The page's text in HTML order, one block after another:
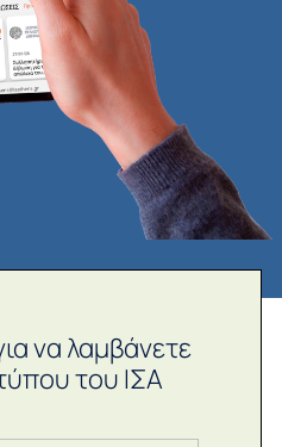
να λαμβάνετε
του ΙΣΑ